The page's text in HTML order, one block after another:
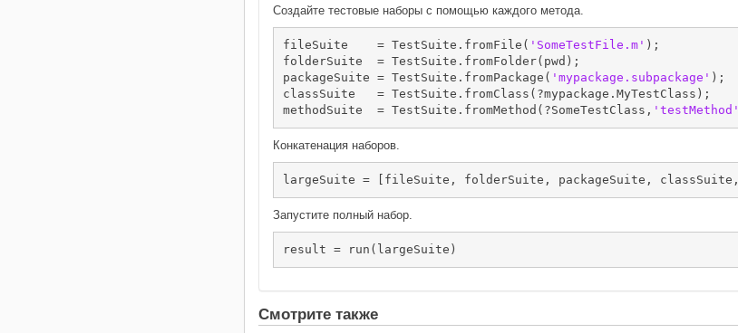
Создайте тестовые наборы с помощью каждого метода.
fileSuite    = TestSuite.fromFile( 'SomeTestFile.m' );
folderSuite  = TestSuite.fromFolder(pwd);
packageSuite = TestSuite.fromPackage( 'mypackage.subpackage' );
classSuite   = TestSuite.fromClass(?mypackage.MyTestClass);
methodSuite  = TestSuite.fromMethod(?SomeTestClass, 'testMethod'
Конкатенация наборов.
Запустите полный набор.
result = run(largeSuite)
Смотрите также